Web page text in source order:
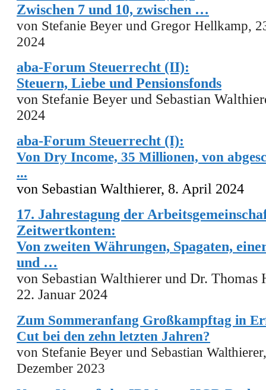
Zwischen 7 und 10, zwischen …
von Stefanie Beyer und Gregor Hellkamp,
2024
aba-Forum Steuerrecht (II):
Steuern, Liebe und Pensionsfonds
von Stefanie Beyer und Sebastian
2024
aba-Forum Steuerrecht (I):
Von Dry Income, 35 Millionen, von
...
von Sebastian Walthierer, 8. April 2024
17. Jahrestagung der
Zeitwertkonten:
Von zweiten Währungen, Spagaten,
und …
von Sebastian Walthierer und Dr. Thomas
22. Januar 2024
Zum Sommeranfang Großkampftag in
Cut bei den zehn letzten Jahren?
von Stefanie Beyer und Sebastian
Dezember 2023